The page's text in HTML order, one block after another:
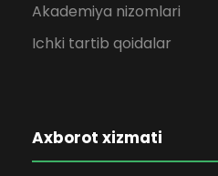
Akademiya nizomlari
Ichki tartib qoidalar
Axborot xizmati